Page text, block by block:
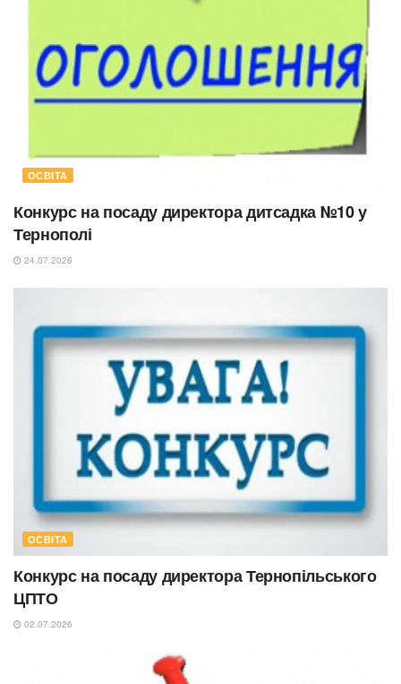
ОСВІТА
Конкурс на посаду директора дитсадка №10 у
Тернополі
24.07.2026
ОСВІТА
Конкурс на посаду директора Тернопільського
ЦПТО
02.07.2026